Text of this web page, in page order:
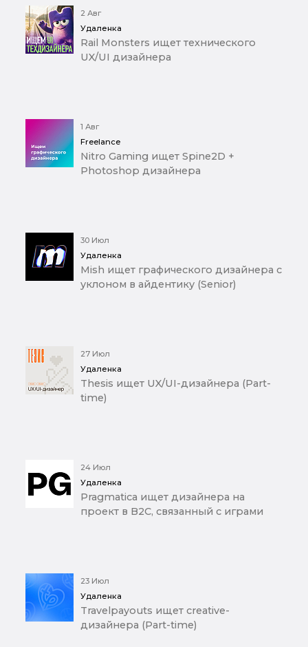
2 Авг
Удаленка
Rail Monsters ищет технического
UX/UI дизайнера
1 Авг
Freelance
Nitro Gaming ищет Spine2D +
Photoshop дизайнера
30 Июл
Удаленка
Mish ищет графического дизайнера с
уклоном в айдентику (Senior)
27 Июл
Удаленка
Thesis ищет UX/UI-дизайнера (Part-
time)
24 Июл
Удаленка
Pragmatica ищет дизайнера на
проект в B2C, связанный с играми
23 Июл
Удаленка
Travelpayouts ищет creative-
дизайнера (Part-time)